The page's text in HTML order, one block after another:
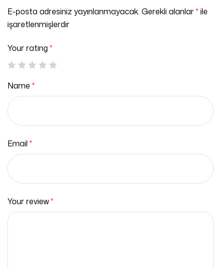
E-posta adresiniz yayınlanmayacak. Gerekli alanlar*ile
işaretlenmişlerdir
Your rating *
Your review*
Name *
Email *